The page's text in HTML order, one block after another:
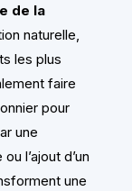
de la
naturelle,
les plus
faire
pour
une
l’ajout d’un
une